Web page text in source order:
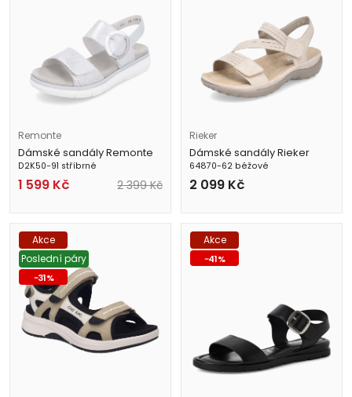
Remonte
Dámské sandály Remonte
D2K50-91 stříbrné
1 599 Kč 2 399Kč
Rieker
Dámské sandály Rieker
64870-62 béžové
2 099 Kč
Akce
Poslední páry
-31%
Akce
-41%